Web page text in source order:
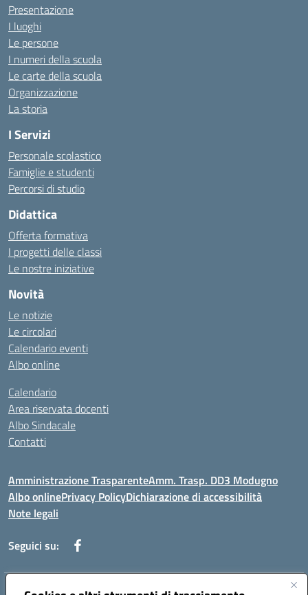
Presentazione
I luoghi
Le persone
I numeri della scuola
Le carte della scuola
Organizzazione
La storia
I Servizi
Personale scolastico
Famiglie e studenti
Percorsi di studio
Didattica
Offerta formativa
I progetti delle classi
Le nostre iniziative
Novità
Le notizie
Le circolari
Calendario eventi
Albo online
Calendario
Area riservata docenti
Albo Sindacale
Contatti
Amministrazione TrasparenteAmm. Trasp. DD3 Modugno
Albo onlinePrivacy PolicyDichiarazione di accessibilità
Note legali
Seguici su: